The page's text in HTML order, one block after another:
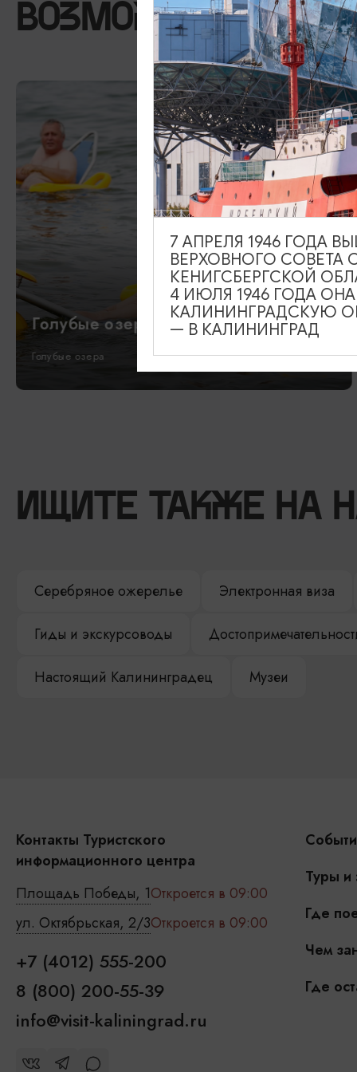
ВОЗМОЖНО ВАС
Голубые озера
Голубые озера
ИЩИТЕ ТАКЖЕ НА
Серебряное ожерелье Электронная виза
Гиды и экскурсоводы
Настоящий Калининградец Музеи
Контакты Туристского
информационного центра
Площадь Победы, 1Откроется в 09:00
ул. Октябрьская, 2/3Откроется в 09:00
+7 (4012) 555-200
8 (800) 200-55-39
info@visit-kaliningrad.ru
Туры и
Где
Чем
Где
7 АПРЕЛЯ 1946 ГОДА
ВЕРХОВНОГО СОВЕТА
КЕНИГСБЕРГСКОЙ
4 ИЮЛЯ 1946 ГОДА
КАЛИНИНГРАДСКУЮ
— В КАЛИНИНГРАД